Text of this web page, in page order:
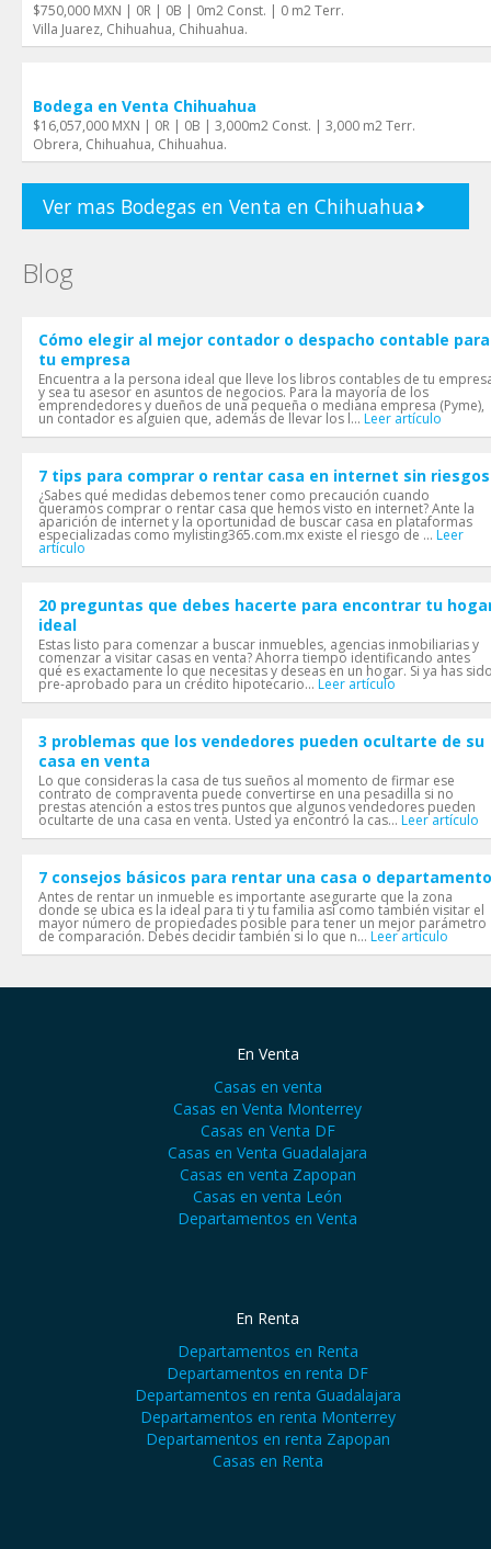
$750,000 MXN | 0R | 0B | 0m2 Const. | 0 m2 Terr.
Villa Juarez, Chihuahua, Chihuahua.
Bodega en Venta Chihuahua
$16,057,000 MXN | 0R | 0B | 3,000m2 Const. | 3,000 m2 Terr.
Obrera, Chihuahua, Chihuahua.
Ver mas Bodegas en Venta en Chihuahua
Blog
Cómo elegir al mejor contador o despacho contable para
tu empresa
Encuentra a la persona ideal que lleve los libros contables de tu
y sea tu asesor en asuntos de negocios. Para la mayoría de los
emprendedores y dueños de una pequeña o mediana empresa (Pyme),
un contador es alguien que, además de llevar los l... Leer artículo
7 tips para comprar o rentar casa en internet sin riesgos
¿Sabes qué medidas debemos tener como precaución cuando
queramos comprar o rentar casa que hemos visto en internet? Ante la
aparición de internet y la oportunidad de buscar casa en plataformas
especializadas como mylisting365.com.mx existe el riesgo de ... Leer
artículo
20 preguntas que debes hacerte para encontrar tu
ideal
Estas listo para comenzar a buscar inmuebles, agencias inmobiliarias y
comenzar a visitar casas en venta? Ahorra tiempo identificando antes
qué es exactamente lo que necesitas y deseas en un hogar. Si ya has
pre-aprobado para un crédito hipotecario... Leer artículo
3 problemas que los vendedores pueden ocultarte de su
casa en venta
Lo que consideras la casa de tus sueños al momento de firmar ese
contrato de compraventa puede convertirse en una pesadilla si no
prestas atención a estos tres puntos que algunos vendedores pueden
ocultarte de una casa en venta. Usted ya encontró la cas... Leer artículo
7 consejos básicos para rentar una casa o departamento
Antes de rentar un inmueble es importante asegurarte que la zona
donde se ubica es la ideal para ti y tu familia así como también visitar el
mayor número de propiedades posible para tener un mejor parámetro
de comparación. Debes decidir también si lo que n... Leer artículo
En Venta
Casas en venta
Casas en Venta Monterrey
Casas en Venta DF
Casas en Venta Guadalajara
Casas en venta Zapopan
Casas en venta León
Departamentos en Venta
En Renta
Departamentos en Renta
Departamentos en renta DF
Departamentos en renta Guadalajara
Departamentos en renta Monterrey
Departamentos en renta Zapopan
Casas en Renta